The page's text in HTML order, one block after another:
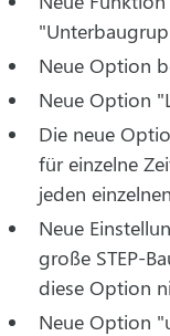
Neue Option
Neue Option
Die neue
für einzelne
jeden
Neue
große STEP-
diese Option
Neue Option